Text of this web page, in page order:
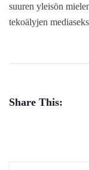
suuren yleisön
tekoälyjen
Share This: